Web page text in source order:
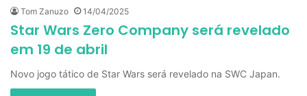
Tom Zanuzo 14/04/2025
Star Wars Zero Company será revelado
em 19 de abril
Novo jogo tático de Star Wars será revelado na SWC Japan.